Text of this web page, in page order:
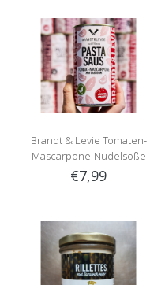
Brandt & Levie Tomaten-
Mascarpone-Nudelsoße
€7,99